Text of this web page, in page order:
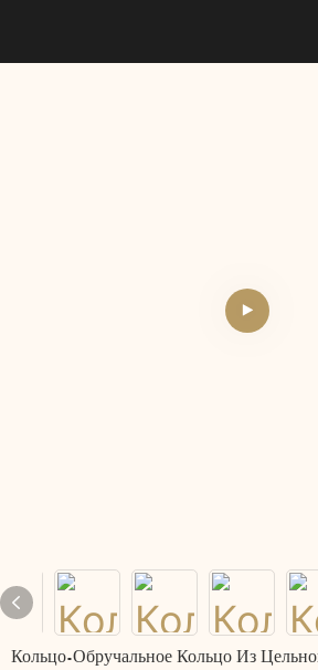
Кольцо-Обручальное Кольцо Из